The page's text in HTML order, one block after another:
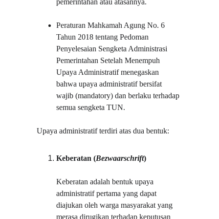
pemerintahan atau atasannya.
Peraturan Mahkamah Agung No. 6
Tahun 2018 tentang Pedoman
Penyelesaian Sengketa Administrasi
Pemerintahan Setelah Menempuh
Upaya Administratif menegaskan
bahwa upaya administratif bersifat
wajib (mandatory) dan berlaku terhadap
semua sengketa TUN.
Upaya administratif terdiri atas dua bentuk:
Keberatan (Bezwaarschrift)
Keberatan adalah bentuk upaya
administratif pertama yang dapat
diajukan oleh warga masyarakat yang
merasa dirugikan terhadap keputusan